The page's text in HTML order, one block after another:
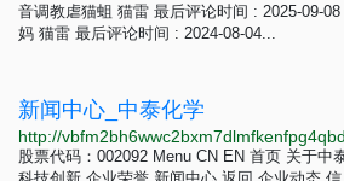
音调教虐猫蛆 猫雷 最后评论时间 : 2025-09-
妈 猫雷 最后评论时间 : 2024-08-04...
新闻中心_中泰化学
股票代码：002092 Menu CN EN 首页 关于中